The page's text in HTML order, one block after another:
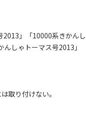
」「10000系きかんし
しゃトーマス号2013」
取り付けない。